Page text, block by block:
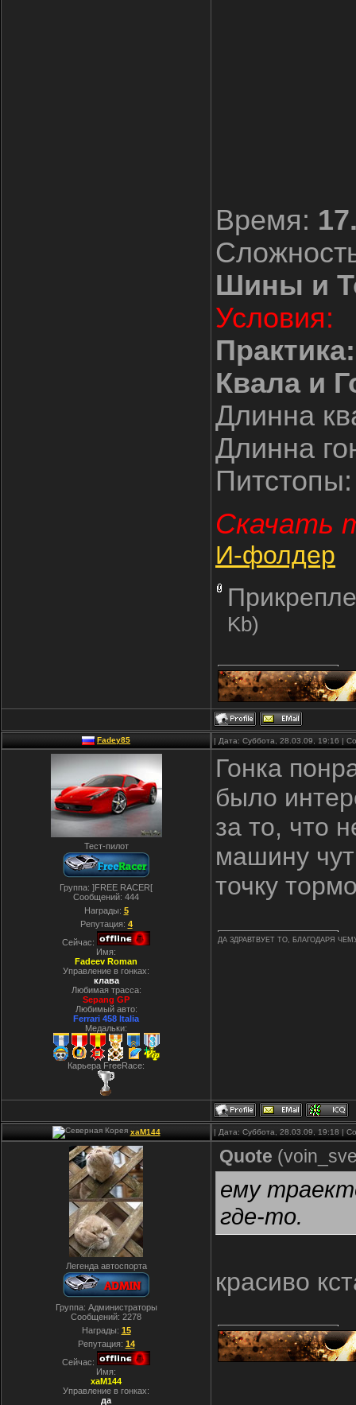
Время:
Шины и
Условия:
Квала и
Длинна
Длинна
Скачать
И-фолдер
Kb)
Fadey85 | Дата: Суббота, 28.03.09, 19:16 |
Тест-пилот
Группа: ]FREE RACER[
Сообщений: 444
Награды: 5
Репутация: 4
Сейчас:
Имя:
Fadeev Roman
Управление в гонках:
клава
Любимая трасса:
Sepang GP
Любимый авто:
Ferrari 458 Italia
Медальки:
Карьера FreeRace:
Гонка
было
за то, что
машину
точку
ДА ЗДРАВТВУЕТ ТО, БЛАГОДАРЯ
xaM144 | Дата: Суббота, 28.03.09, 19:18 |
Легенда автоспорта
Группа: Администраторы
Сообщений: 2278
Награды: 15
Репутация: 14
Сейчас:
Имя:
xaM144
Управление в гонках:
да
Quote (
ему
где-то.
красиво